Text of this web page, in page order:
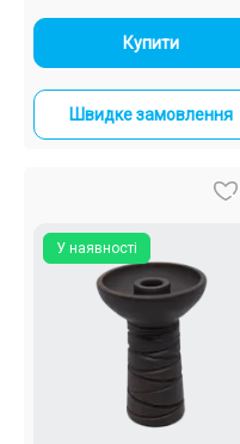
- +
Купити
Швидке замовлення
У наявності